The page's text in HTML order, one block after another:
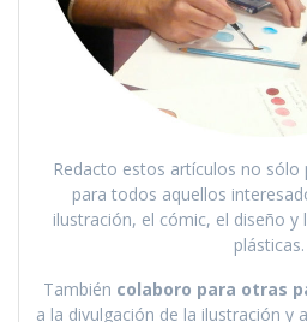
Redacto estos artículos no
para todos aquellos
ilustración, el cómic, el diseño y
plásticas.
También colaboro para otras
a la divulgación de la ilustración y